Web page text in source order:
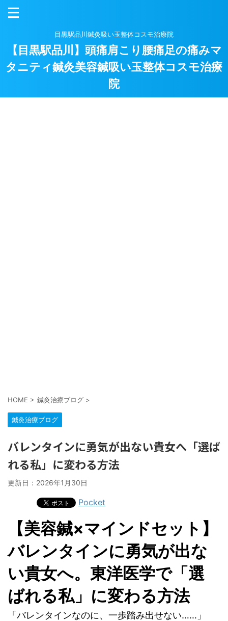
目黒駅品川鍼灸吸い玉整体コスモ治療院
【目黒駅品川】頭痛肩こり腰痛足の痛みマ
タニティ鍼灸美容鍼吸い玉整体コスモ治療
院
HOME > 鍼灸治療ブログ >
鍼灸治療ブログ
バレンタインに勇気が出ない貴女へ「選ば
れる私」に変わる方法
更新日： 2026年1月30日
Pocket
【美容鍼×マインドセット】
バレンタインに勇気が出な
い貴女へ。東洋医学で「選
ばれる私」に変わる方法
「バレンタインなのに、一歩踏み出せない……」